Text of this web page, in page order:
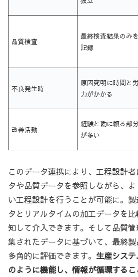
品質検査
最終検査結果のみを
記録
不良発生時
原因究明に時間と労
力がかかる
改善活動
経験と勘に頼る部
が多い
このデータ連携により、工程設計
タや品質データを参照しながら、
い工程設計を行うことが可能に。
タとリアルタイムの加工データを
知して介入できます。そして品質
集されたデータに基づいて、最終製
多角的に評価できます。 生産シス
のように機能し、情報が循環する